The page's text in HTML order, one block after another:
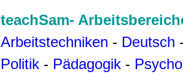
teachSam-
Arbeitstechniken - Deutsch
Politik - Pädagogik -